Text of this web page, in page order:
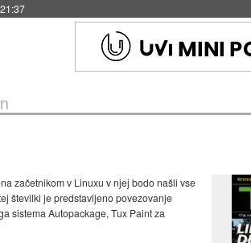
ob 21:23
začetnikom v Linuxu v njej bodo našli vse
številki je predstavljeno povezovanje
sistema Autopackage, Tux Paint za